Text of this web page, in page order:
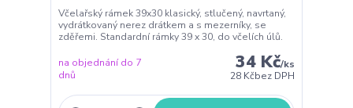
Včelařský rámek 39x30 klasický, stlučený, navrtaný,
vydrátkovaný nerez drátkem a s mezerníky, se
zděřemi. Standardní rámky 39 x 30, do včelích úlů.
34 Kč/ks
28 Kčbez DPH
na objednání do 7
dnů